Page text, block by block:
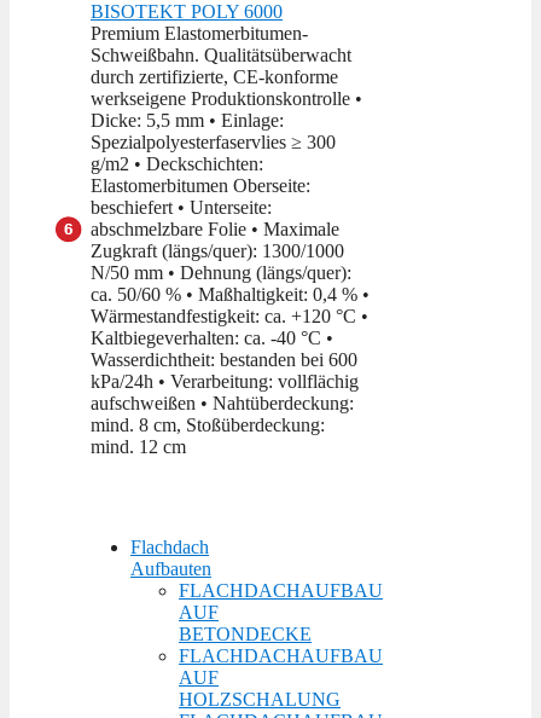
BISOTEKT POLY 6000
Premium Elastomerbitumen-
Schweißbahn. Qualitätsüberwacht
durch zertifizierte, CE-konforme
werkseigene Produktionskontrolle •
Dicke: 5,5 mm • Einlage:
Spezialpolyesterfaservlies ≥ 300
g/m2 • Deckschichten:
Elastomerbitumen Oberseite:
beschiefert • Unterseite:
abschmelzbare Folie • Maximale
Zugkraft (längs/quer): 1300/1000
N/50 mm • Dehnung (längs/quer):
ca. 50/60 % • Maßhaltigkeit: 0,4 % •
Wärmestandfestigkeit: ca. +120 °C •
Kaltbiegeverhalten: ca. -40 °C •
Wasserdichtheit: bestanden bei 600
kPa/24h • Verarbeitung: vollflächig
aufschweißen • Nahtüberdeckung:
mind. 8 cm, Stoßüberdeckung:
mind. 12 cm
Flachdach
Aufbauten
FLACHDACHAUFBAU
AUF
BETONDECKE
FLACHDACHAUFBAU
AUF
HOLZSCHALUNG